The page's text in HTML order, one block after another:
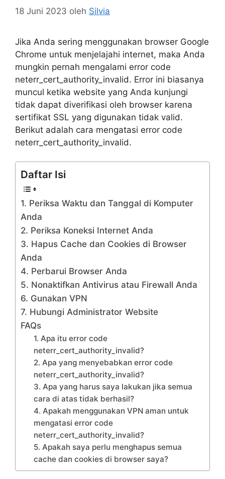
18 Juni 2023 oleh Silvia
Jika Anda sering menggunakan browser Google
Chrome untuk menjelajahi internet, maka Anda
mungkin pernah mengalami error code
neterr_cert_authority_invalid. Error ini biasanya
muncul ketika website yang Anda kunjungi
tidak dapat diverifikasi oleh browser karena
sertifikat SSL yang digunakan tidak valid.
Berikut adalah cara mengatasi error code
neterr_cert_authority_invalid.
Daftar Isi
1. Periksa Waktu dan Tanggal di Komputer
Anda
2. Periksa Koneksi Internet Anda
3. Hapus Cache dan Cookies di Browser
Anda
4. Perbarui Browser Anda
5. Nonaktifkan Antivirus atau Firewall Anda
6. Gunakan VPN
7. Hubungi Administrator Website
FAQs
1. Apa itu error code
neterr_cert_authority_invalid?
2. Apa yang menyebabkan error code
neterr_cert_authority_invalid?
3. Apa yang harus saya lakukan jika semua
cara di atas tidak berhasil?
4. Apakah menggunakan VPN aman untuk
mengatasi error code
neterr_cert_authority_invalid?
5. Apakah saya perlu menghapus semua
cache dan cookies di browser saya?